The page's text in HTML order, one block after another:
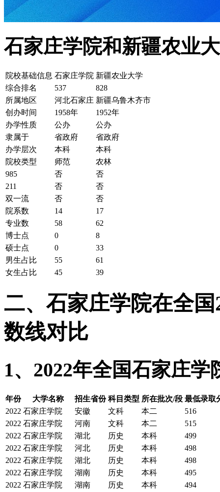
石家庄学院和新疆农业
院校基础信息 石家庄学院 新疆农业大学
综合排名
537
828
所属地区
河北石家庄 新疆乌鲁木齐市
创办时间
1958年
1952年
办学性质
公办
公办
隶属于
省政府
省政府
办学层次
本科
本科
院校类型
师范
农林
985
否
否
211
否
否
双一流
否
否
院系数
14
17
专业数
58
62
博士点
0
8
硕士点
0
33
男生占比
55
61
女生占比
45 39
二、石家庄学院在全
数线对比
1、2022年全国石家庄学
年份 大学名称 招生省份 科目类型 所在批次/段 最低录取
2022 石家庄学院 安徽 文科 本二
516
2022 石家庄学院 河南 文科 本二
515
2022 石家庄学院 湖北 历史 本科
499
2022 石家庄学院 河北 历史 本科
498
2022 石家庄学院 湖北 历史 本科
498
2022 石家庄学院 湖南 历史 本科
495
2022 石家庄学院 湖南 历史 本科
494